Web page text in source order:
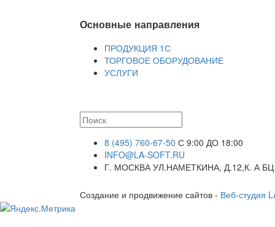
Основные направления
ПРОДУКЦИЯ 1С
ТОРГОВОЕ ОБОРУДОВАНИЕ
УСЛУГИ
8 (495) 760-67-50 С 9:00 ДО 18:00
INFO@LA-SOFT.RU
Г. МОСКВА УЛ.НАМЕТКИНА, Д.12,К. А
Создание и продвижение сайтов - Веб-студия